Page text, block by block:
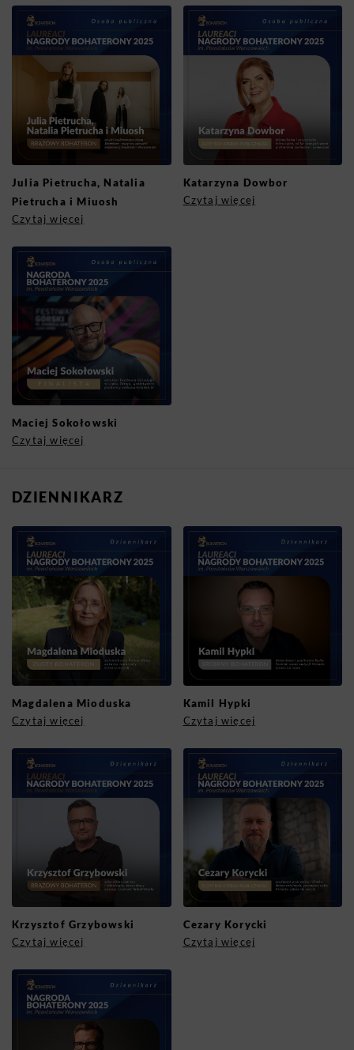
Julia Pietrucha, Natalia
Pietrucha i Miuosh
Czytaj więcej
Katarzyna Dowbor
Czytaj więcej
Maciej Sokołowski
Czytaj więcej
DZIENNIKARZ
Magdalena Mioduska
Czytaj więcej
Kamil Hypki
Czytaj więcej
Krzysztof Grzybowski
Czytaj więcej
Cezary Korycki
Czytaj więcej